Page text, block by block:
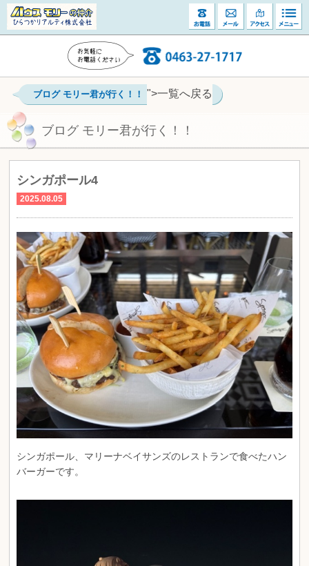
ブログ モリー君が行く！！ ">一覧へ戻る
ブログ モリー君が行く！！
シンガポール4
2025.08.05
シンガポール、マリーナベイサンズのレストランで食べたハン
バーガーです。